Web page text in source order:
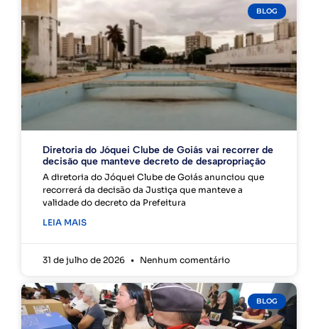
BLOG
Diretoria do Jóquei Clube de Goiás vai recorrer de
decisão que manteve decreto de desapropriação
A diretoria do Jóquei Clube de Goiás anunciou que
recorrerá da decisão da Justiça que manteve a
validade do decreto da Prefeitura
LEIA MAIS
31 de julho de 2026 Nenhum comentário
BLOG